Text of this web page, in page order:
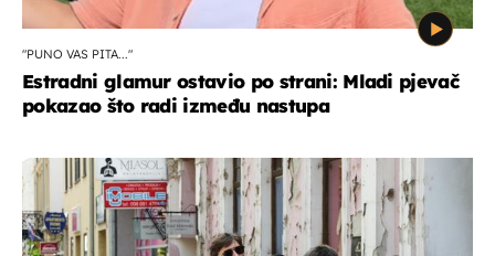
"PUNO VAS PITA..."
Estradni glamur ostavio po strani: Mladi pjevač
pokazao što radi između nastupa